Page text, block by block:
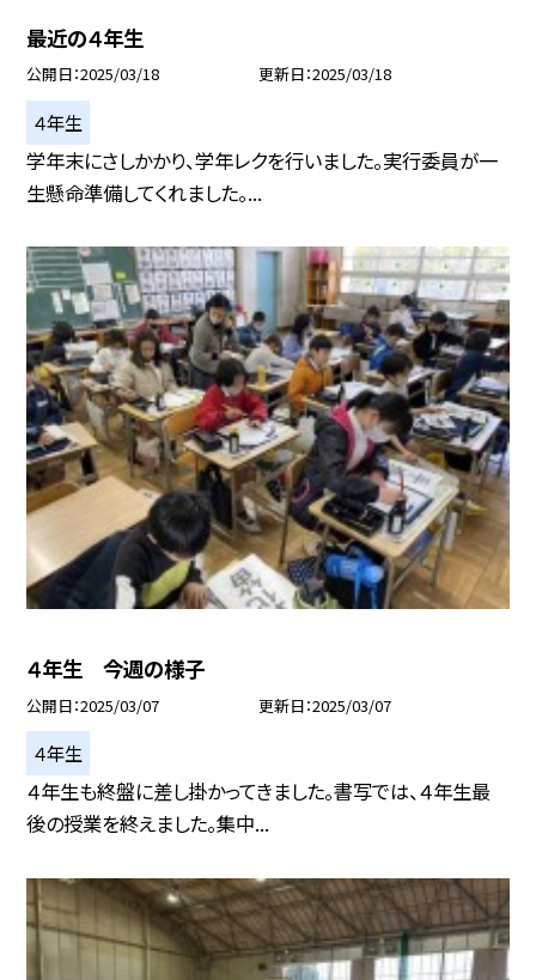
最近の４年生
公開日 2025/03/18 更新日 2025/03/18
４年生
学年末にさしかかり、学年レクを行いました。実行委員が一
生懸命準備してくれました。...
４年生 今週の様子
公開日 2025/03/07 更新日 2025/03/07
４年生
４年生も終盤に差し掛かってきました。書写では、４年生最
後の授業を終えました。集中...